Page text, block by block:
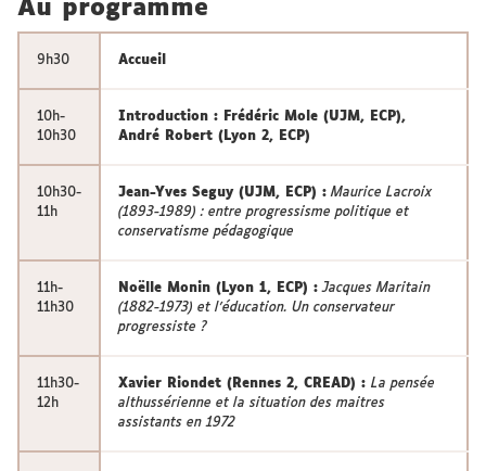
Au programme
9h30 Accueil
10h-
10h30
Introduction : Frédéric Mole (UJM, ECP),
André Robert (Lyon 2, ECP)
10h30-
11h
Jean-Yves Seguy (UJM, ECP) : Maurice Lacroix
(1893-1989) : entre progressisme politique et
conservatisme pédagogique
11h-
11h30
Noëlle Monin (Lyon 1, ECP) : Jacques Maritain
(1882-1973) et l’éducation. Un conservateur
progressiste ?
11h30-
12h
Xavier Riondet (Rennes 2, CREAD) : La pensée
althussérienne et la situation des maitres
assistants en 1972